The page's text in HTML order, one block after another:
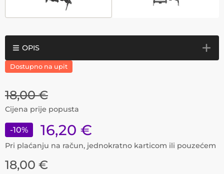
OPIS
Dostupno na upit
18,00 €
Cijena prije popusta
-10% 16,20 €
Pri plaćanju na račun, jednokratno karticom ili pouzećem
18,00 €